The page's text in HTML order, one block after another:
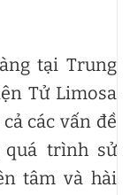
tại Trung
Tử Limosa
các vấn đề
trình sử
tâm và hài